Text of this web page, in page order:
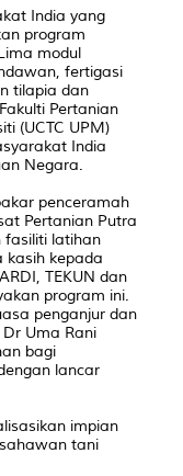
India yang
program
modul
fertigasi
tilapia dan
Pertanian
(UCTC UPM)
India
Negara.
penceramah
Pertanian Putra
fasiliti latihan
kasih kepada
TEKUN dan
program ini.
penganjur dan
Uma Rani
bagi
lancar
impian
tani